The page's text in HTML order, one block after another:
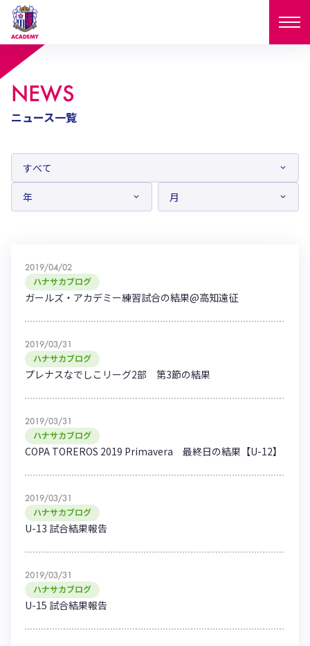
ニュース
U-18 U-15
ガールズU-15
試合日程
西U-15
U-12 ガールズU-18
選手
PLAYERS
U-18
西U-15 和歌山U-15
U-12
ガールズU-15
スタッフ
SELECTION
セレクション
アカデミー
セレクション
フィロソフィー
ハナサカクラブ
セレッソ大阪
NEWS
ニュース一覧
2019/04/02
ハナサカブログ
ガールズ・アカデミー練習試合の結果@高知遠征
2019/03/31
ハナサカブログ
プレナスなでしこリーグ2部 第3節の結果
2019/03/31
ハナサカブログ
COPA TOREROS 2019 Primavera 最終日の結果【U-12】
2019/03/31
ハナサカブログ
U-13 試合結果報告
2019/03/31
ハナサカブログ
U-15 試合結果報告